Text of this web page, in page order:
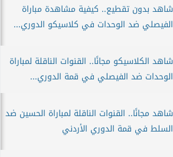
شاهد بدون تقطيع.. كيفية مشاهدة مباراة
الفيصلي ضد الوحدات في كلاسيكو الدوري...
شاهد الكلاسيكو مجانًا.. القنوات الناقلة لمباراة
الوحدات ضد الفيصلي في قمة الدوري...
شاهد مجانًا.. القنوات الناقلة لمباراة الحسين ضد
السلط في قمة الدوري الأردني